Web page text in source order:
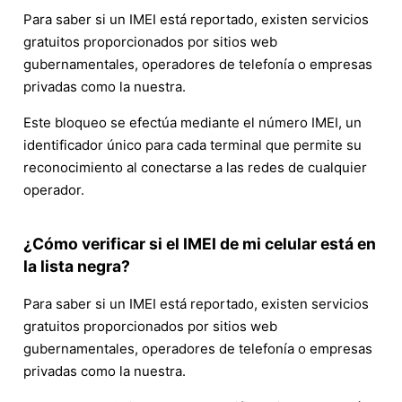
Para saber si un IMEI está reportado, existen servicios
gratuitos proporcionados por sitios web
gubernamentales, operadores de telefonía o empresas
privadas como la nuestra.
Este bloqueo se efectúa mediante el número IMEI, un
identificador único para cada terminal que permite su
reconocimiento al conectarse a las redes de cualquier
operador.
¿Cómo verificar si el IMEI de mi celular está en
la lista negra?
Para saber si un IMEI está reportado, existen servicios
gratuitos proporcionados por sitios web
gubernamentales, operadores de telefonía o empresas
privadas como la nuestra.